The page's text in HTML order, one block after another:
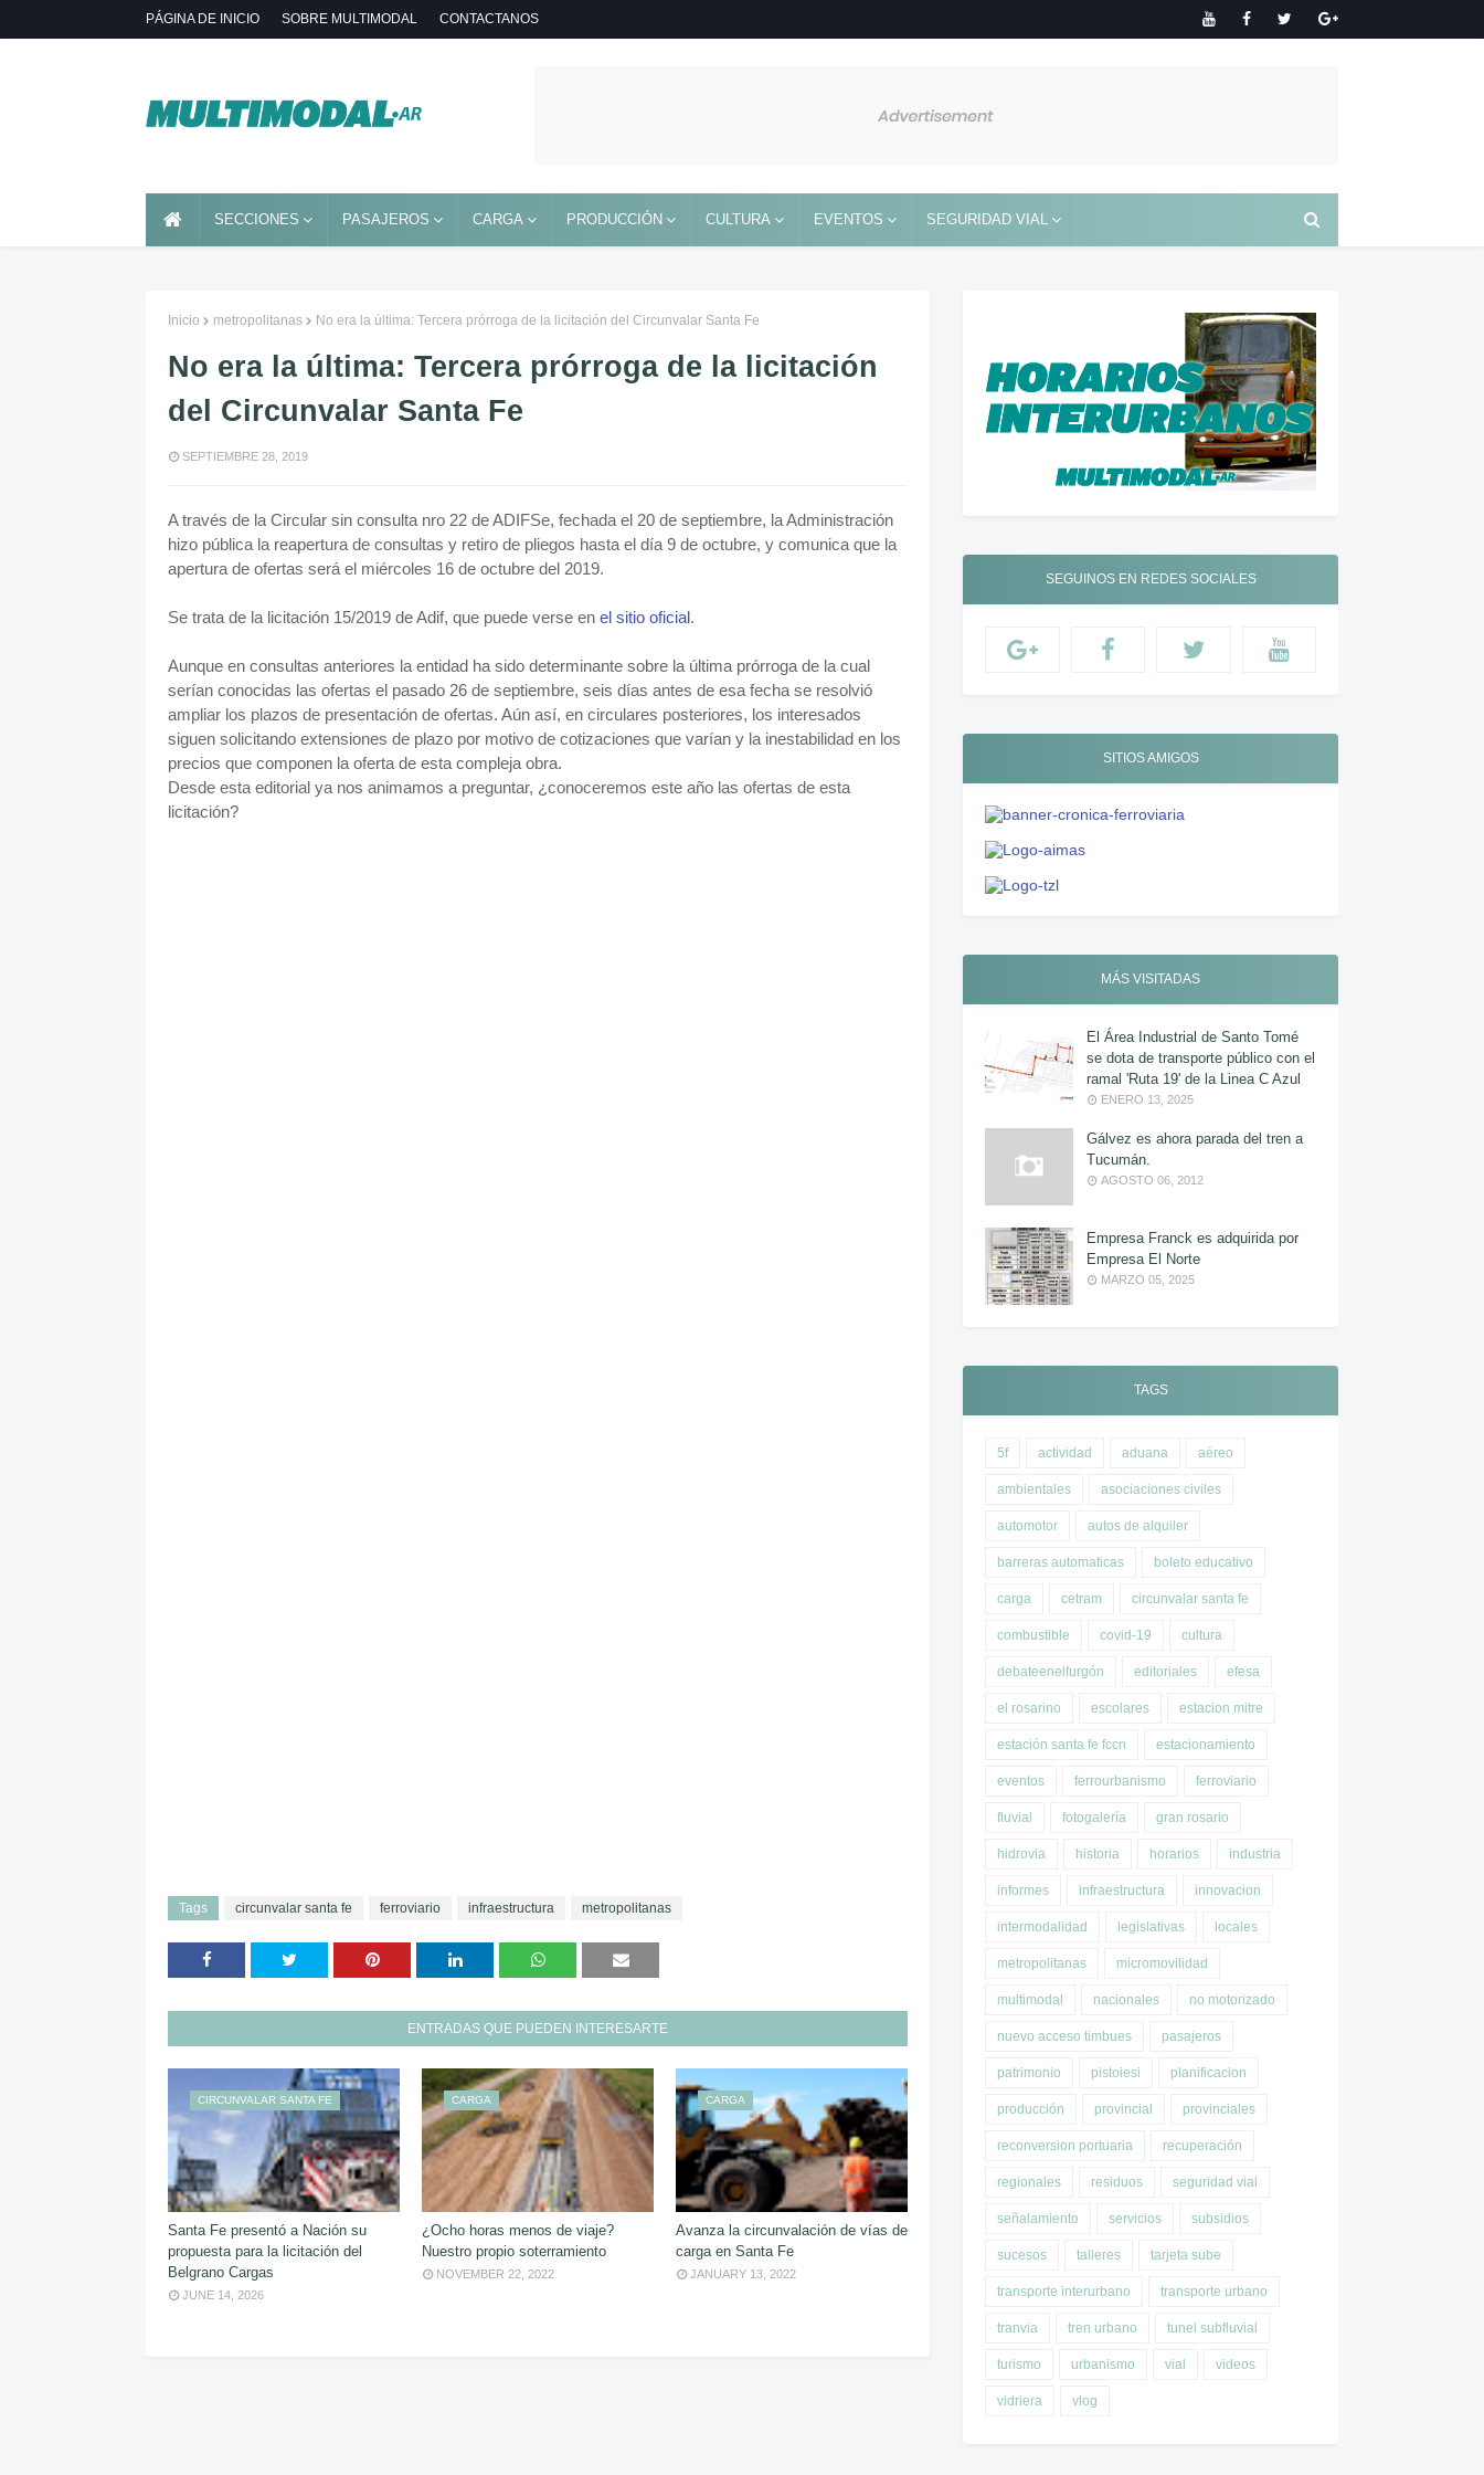
PÁGINA DE INICIO SOBRE MULTIMODAL CONTACTANOS
SECCIONES PASAJEROS CARGA PRODUCCIÓN CULTURA EVENTOS SEGURIDAD VIAL
Inicio metropolitanas No era la última: Tercera prórroga de la licitación del Circunvalar Santa Fe
No era la última: Tercera prórroga de la licitación
del Circunvalar Santa Fe
SEPTIEMBRE 28, 2019
A través de la Circular sin consulta nro 22 de ADIFSe, fechada el 20 de septiembre, la Administración
hizo pública la reapertura de consultas y retiro de pliegos hasta el día 9 de octubre, y comunica que la
apertura de ofertas será el miércoles 16 de octubre del 2019.
Se trata de la licitación 15/2019 de Adif, que puede verse en el sitio oficial.
Aunque en consultas anteriores la entidad ha sido determinante sobre la última prórroga de la cual
serían conocidas las ofertas el pasado 26 de septiembre, seis días antes de esa fecha se resolvió
ampliar los plazos de presentación de ofertas. Aún así, en circulares posteriores, los interesados
siguen solicitando extensiones de plazo por motivo de cotizaciones que varían y la inestabilidad en los
precios que componen la oferta de esta compleja obra.
Desde esta editorial ya nos animamos a preguntar, ¿conoceremos este año las ofertas de esta
licitación?
Tags circunvalar santa fe ferroviario infraestructura metropolitanas
ENTRADAS QUE PUEDEN INTERESARTE
CIRCUNVALAR SANTA FE
Santa Fe presentó a Nación su
propuesta para la licitación del
Belgrano Cargas
JUNE 14, 2026
CARGA
¿Ocho horas menos de viaje?
Nuestro propio soterramiento
NOVEMBER 22, 2022
CARGA
Avanza la circunvalación de vías de
carga en Santa Fe
JANUARY 13, 2022
SEGUINOS EN REDES SOCIALES
SITIOS AMIGOS
MÁS VISITADAS
El Área Industrial de Santo Tomé
se dota de transporte público con el
ramal 'Ruta 19' de la Linea C Azul
ENERO 13, 2025
Gálvez es ahora parada del tren a
Tucumán.
AGOSTO 06, 2012
Empresa Franck es adquirida por
Empresa El Norte
MARZO 05, 2025
TAGS
5f actividad aduana aéreo
ambientales asociaciones civiles
automotor autos de alquiler
barreras automaticas boleto educativo
carga cetram circunvalar santa fe
combustible covid-19 cultura
debateenelfurgón editoriales efesa
el rosarino escolares estacion mitre
estación santa fe fccn estacionamiento
eventos ferrourbanismo ferroviario
fluvial fotogalería gran rosario
hidrovia historia horarios industria
informes infraestructura innovacion
intermodalidad legislativas locales
metropolitanas micromovilidad
multimodal nacionales no motorizado
nuevo acceso timbues pasajeros
patrimonio pistoiesi planificacion
producción provincial provinciales
reconversion portuaria recuperación
regionales residuos seguridad vial
señalamiento servicios subsidios
sucesos talleres tarjeta sube
transporte interurbano transporte urbano
tranvia tren urbano tunel subfluvial
turismo urbanismo vial videos
vidriera vlog